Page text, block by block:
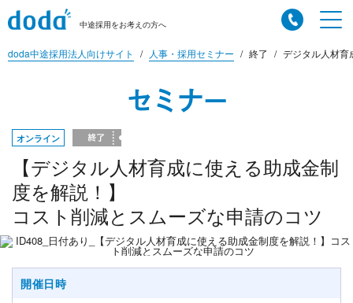
中途採用をお考えの方へ
doda中途採用法人向けサイト 人事・採用セミナー 終了 デジタル人材育
セミナー
オンライン
【デジタル人材育成に使える助成金制
度を解説！】
コスト削減とスムーズな申請のコツ
開催日時